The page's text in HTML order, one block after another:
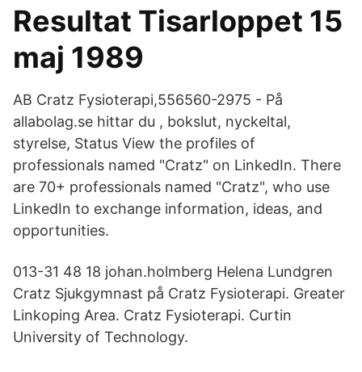
Resultat Tisarloppet 15
maj 1989
AB Cratz Fysioterapi,556560-2975 - På
allabolag.se hittar du , bokslut, nyckeltal,
styrelse, Status View the profiles of
professionals named "Cratz" on LinkedIn. There
are 70+ professionals named "Cratz", who use
LinkedIn to exchange information, ideas, and
opportunities.
013-31 48 18 johan.holmberg Helena Lundgren
Cratz Sjukgymnast på Cratz Fysioterapi. Greater
Linkoping Area. Cratz Fysioterapi. Curtin
University of Technology.